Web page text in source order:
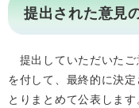
提出された意見
提出していただいたご
を付して、最終的に決
とりまとめて公表しま